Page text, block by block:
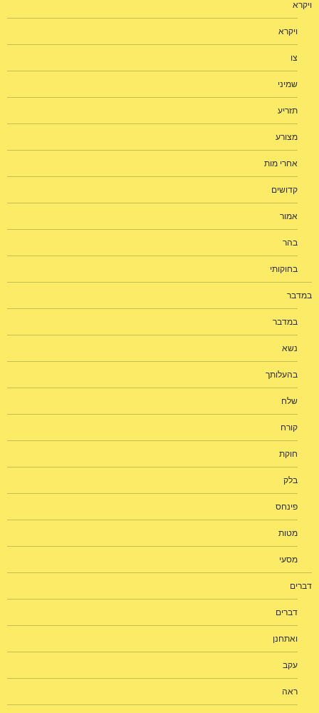
ויקרא
ויקרא
צו
שמיני
תזריע
מצורע
אחרי מות
קדושים
אמור
בהר
בחוקותי
במדבר
במדבר
נשא
בהעלותך
שלח
קורח
חוקת
בלק
פינחס
מטות
מסעי
דברים
דברים
ואתחנן
עקב
ראה